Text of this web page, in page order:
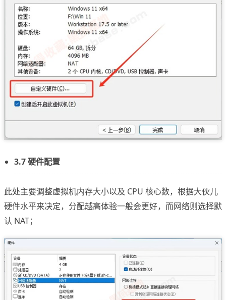
3.7 硬件配置
此处主要调整虚拟机内存大小以及 CPU 核心数，根据大伙儿
硬件水平来决定，分配越高体验一般会更好，而网络则选择默
认 NAT；